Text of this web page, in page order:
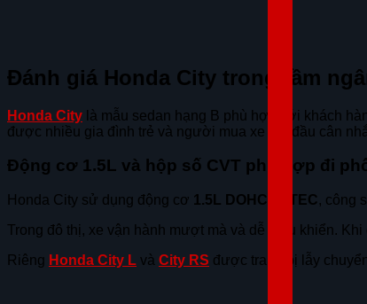
Đánh giá Honda City trong tầm
Honda City là mẫu sedan hạng B phù hợp với khách
được nhiều gia đình trẻ và người mua xe lần đầu cân
Động cơ 1.5L và hộp số CVT phù hợp đi
Honda City sử dụng động cơ 1.5L DOHC i-VTEC , công
Trong đô thị, xe vận hành mượt mà và dễ điều khiển.
Riêng Honda City L và City RS được trang bị lẫy